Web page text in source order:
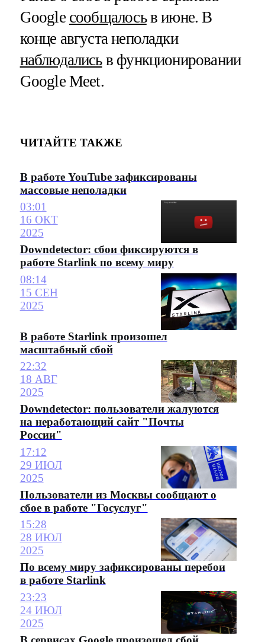
Google сообщалосьв июне. В
конце августа неполадки
наблюдалисьв функционировании
Google Meet.
ЧИТАЙТЕ ТАКЖЕ
В работе YouTube зафиксированы
массовые неполадки
03:01
16 ОКТ
2025
Downdetector: сбои фиксируются в
работе Starlink по всему миру
08:14
15 СЕН
2025
В работе Starlink произошел
масштабный сбой
22:32
18 АВГ
2025
Downdetector: пользователи жалуются
на неработающий сайт "Почты
России"
17:12
29 ИЮЛ
2025
Пользователи из Москвы сообщают о
сбое в работе "Госуслуг"
15:28
28 ИЮЛ
2025
По всему миру зафиксированы перебои
в работе Starlink
23:23
24 ИЮЛ
2025